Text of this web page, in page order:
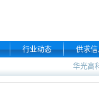
行业动态
供求
华光高